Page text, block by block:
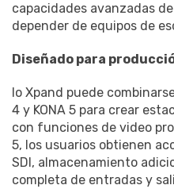
capacidades avanzadas
depender de equipos de
Diseñado para
Io Xpand puede
4 y KONA 5 para crear
con funciones de video
5, los usuarios obtienen
SDI, almacenamiento
completa de entradas y